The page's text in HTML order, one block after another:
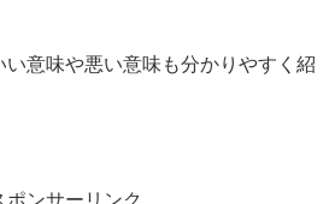
意味や悪い意味も分かりやすく紹